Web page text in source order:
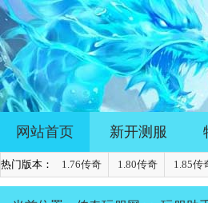
网站首页 新开测服
热门版本： 1.76传奇 1.80传奇 1.85传